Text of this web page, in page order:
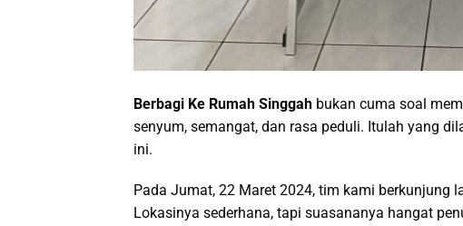
Berbagi Ke Rumah Singgah bukan cuma soal
senyum, semangat, dan rasa peduli. Itulah yang
ini.
Pada Jumat, 22 Maret 2024, tim kami berkunjung
Lokasinya sederhana, tapi suasananya hangat